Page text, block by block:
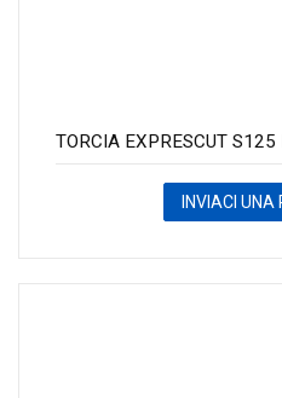
TORCIA EXPRESCUT S125
INVIACI UNA